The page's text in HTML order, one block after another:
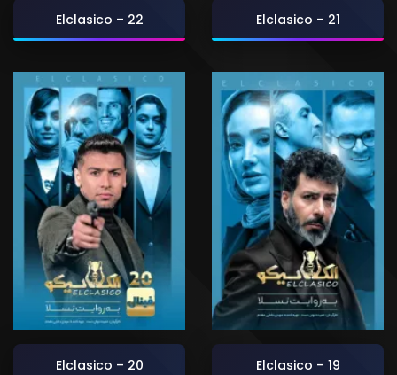
Elclasico – 22 Elclasico – 21
Elclasico – 20 Elclasico – 19